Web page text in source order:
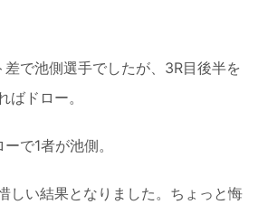
で池側選手でしたが、3R目後半を
ばドロー。
で1者が池側。
しい結果となりました。ちょっと悔